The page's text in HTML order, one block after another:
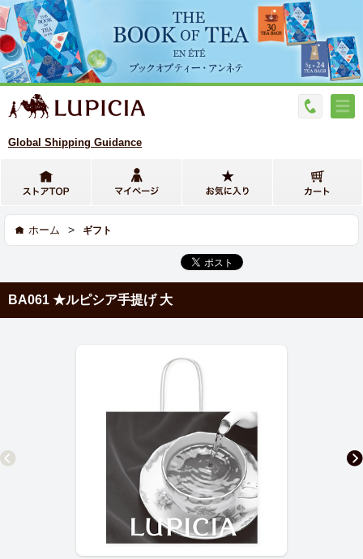
Global Shipping Guidance
ホーム > ギフト
BA061 ★ルピシア手提げ 大